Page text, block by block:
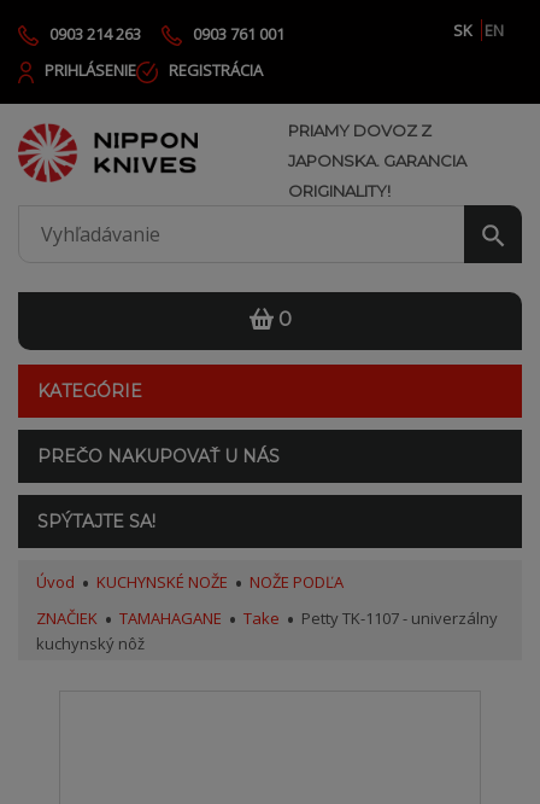
0903 214 263 0903 761 001 SK
EN
PRIHLÁSENIE
REGISTRÁCIA
PRIAMY DOVOZ Z
JAPONSKA. GARANCIA
ORIGINALITY!
0
KATEGÓRIE
PREČO NAKUPOVAŤ U NÁS
SPÝTAJTE SA!
Úvod KUCHYNSKÉ NOŽE
NOŽE PODĽA
ZNAČIEK
TAMAHAGANE Take
Petty TK-1107 - univerzálny
kuchynský nôž